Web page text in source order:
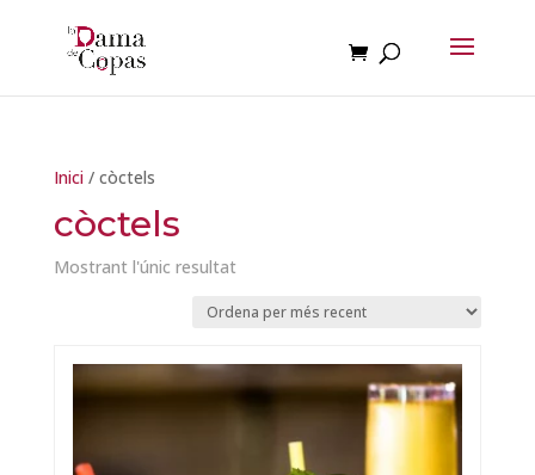
Inici/ còctels
còctels
Mostrant l'únic resultat